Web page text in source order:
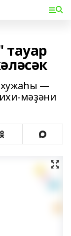
тауар
хужаһы —
мәҙәни